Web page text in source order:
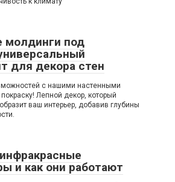
молдинги под
для декора стен
с нашими настенными
Лепной декор, который
ваш интерьер, добавив глубины
и как они работают